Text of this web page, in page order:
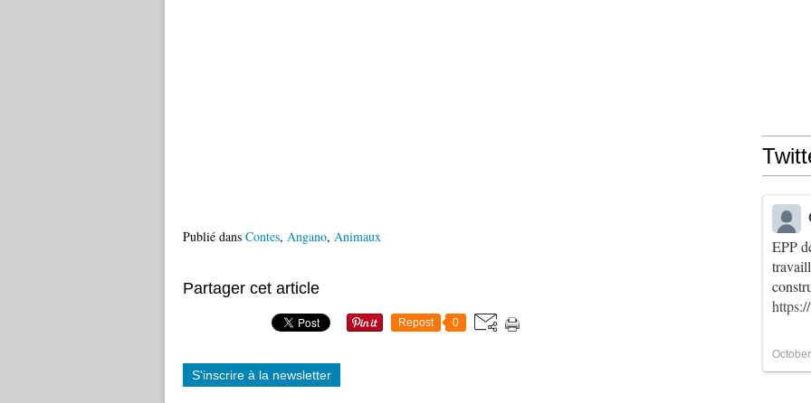
Publié dans Contes, Angano, Animaux
Partager cet article
Repost 0
S'inscrire à la newsletter
EPP